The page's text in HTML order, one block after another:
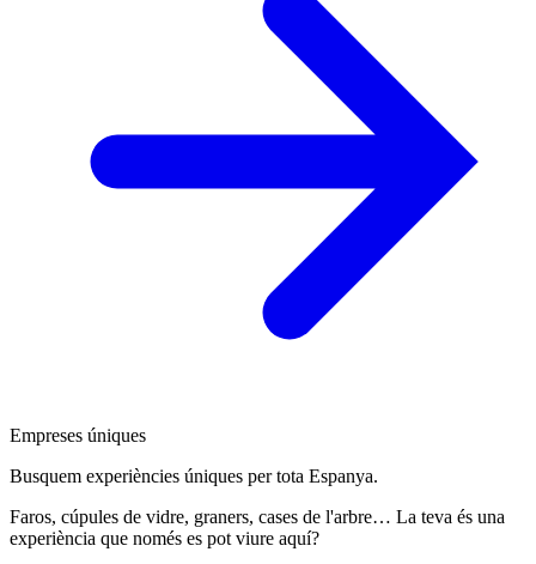
Empreses úniques
Busquem experiències úniques per tota Espanya.
Faros, cúpules de vidre, graners, cases de l'arbre… La teva és una
experiència que només es pot viure aquí?